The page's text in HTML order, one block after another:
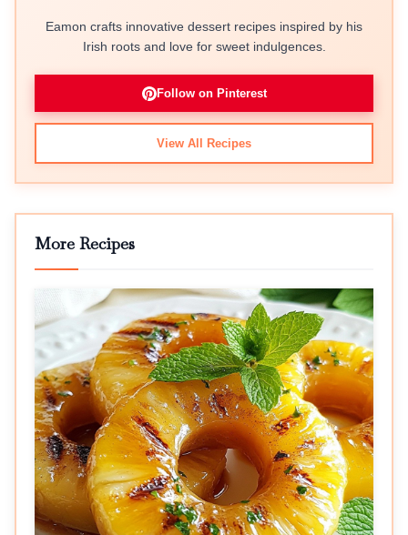
Eamon crafts innovative dessert recipes inspired by his
Irish roots and love for sweet indulgences.
Follow on Pinterest
View All Recipes
More Recipes